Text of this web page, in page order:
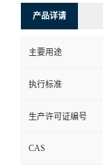
产品详请
主要用途
执行标准
生产许可证编号
CAS